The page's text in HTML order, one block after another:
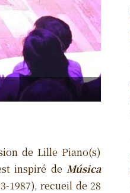
de Lille Piano(s)
inspiré de Música
1987), recueil de 28